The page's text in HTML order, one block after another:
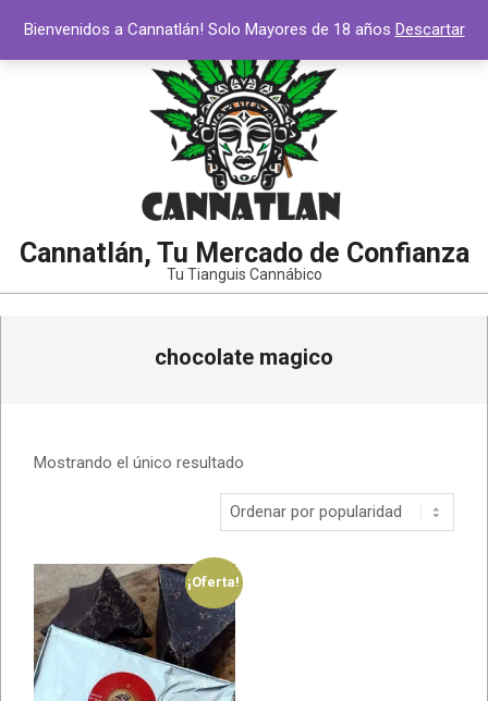
contenido
Cannatlán, Tu Mercado de Confianza
Tu Tianguis Cannábico
chocolate magico
Mostrando el único resultado
¡Oferta!
Bienvenidos a Cannatlán! Solo Mayores de 18 años Descartar